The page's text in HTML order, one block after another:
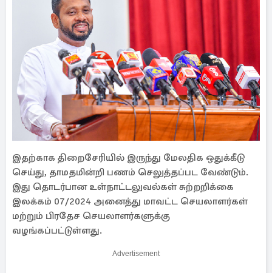
இதற்காக திறைசேரியில் இருந்து மேலதிக ஒதுக்கீடு
செய்து, தாமதமின்றி பணம் செலுத்தப்பட வேண்டும்.
இது தொடர்பான உள்நாட்டலுவல்கள் சுற்றறிக்கை
இலக்கம் 07/2024 அனைத்து மாவட்ட செயலாளர்கள்
மற்றும் பிரதேச செயலாளர்களுக்கு
வழங்கப்பட்டுள்ளது.
Advertisement